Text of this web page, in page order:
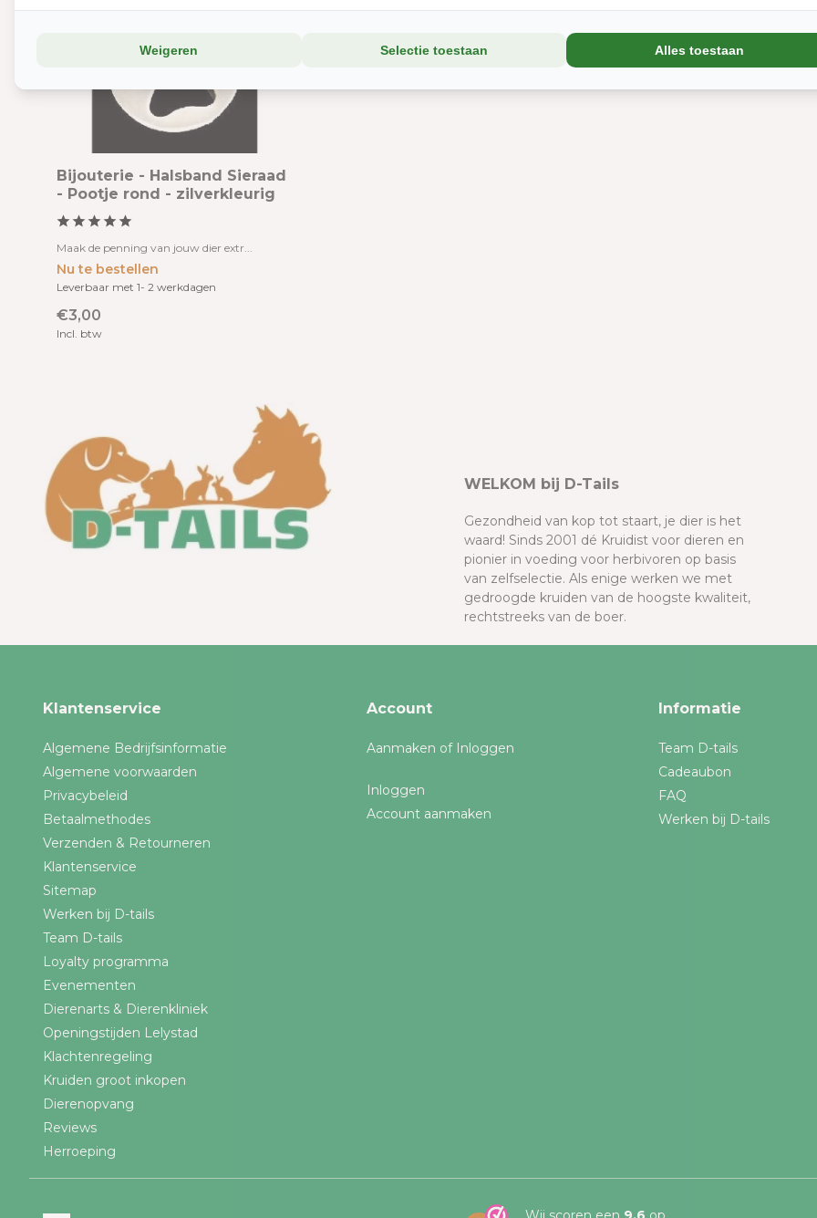
Bijouterie - Halsband Sieraad
- Pootje rond - zilverkleurig
Maak de penning van jouw dier extr...
Nu te bestellen
Leverbaar met 1- 2 werkdagen
€3,00
Incl. btw
WELKOM bij D-Tails
Gezondheid van kop tot staart, je dier is het
waard! Sinds 2001 dé Kruidist voor dieren en
pionier in voeding voor herbivoren op basis
van zelfselectie. Als enige werken we met
gedroogde kruiden van de hoogste kwaliteit,
rechtstreeks van de boer.
Klantenservice
Algemene Bedrijfsinformatie
Algemene voorwaarden
Privacybeleid
Betaalmethodes
Verzenden & Retourneren
Klantenservice
Sitemap
Werken bij D-tails
Team D-tails
Loyalty programma
Evenementen
Dierenarts & Dierenkliniek
Openingstijden Lelystad
Klachtenregeling
Kruiden groot inkopen
Dierenopvang
Reviews
Herroeping
Account
Aanmaken of Inloggen
Inloggen
Account aanmaken
Informatie
Team D-tails
Cadeaubon
FAQ
Werken bij D-tails
Weigeren Selectie toestaan Alles toestaan